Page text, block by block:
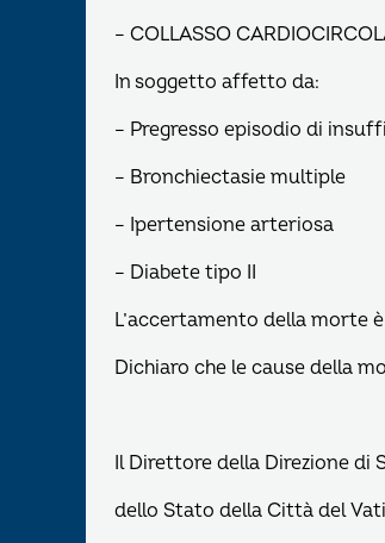
– COLLASSO
In soggetto affetto da:
– Pregresso episodio di
– Bronchiectasie multiple
– Ipertensione arteriosa
– Diabete tipo II
L’accertamento della
Dichiaro che le cause della
Il Direttore della Direzione di
dello Stato della Città del